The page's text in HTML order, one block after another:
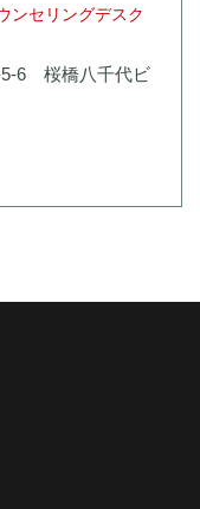
ンセリングデスク
5-6 桜橋八千代ビ